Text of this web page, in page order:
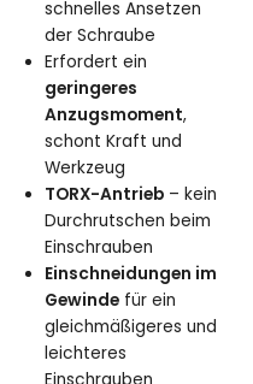
schnelles Ansetzen
der Schraube
Erfordert ein
geringeres
Anzugsmoment,
schont Kraft und
Werkzeug
TORX-Antrieb – kein
Durchrutschen beim
Einschrauben
Einschneidungen im
Gewinde für ein
gleichmäßigeres und
leichteres